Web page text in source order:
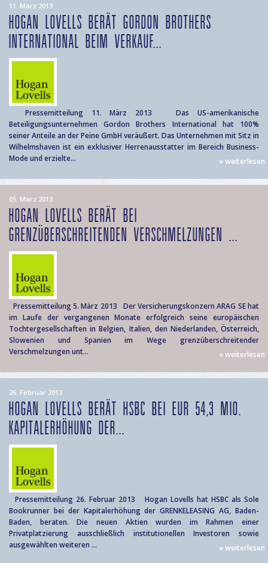
11. März 2013
HOGAN LOVELLS BERÄT GORDON BROTHERS
INTERNATIONAL BEIM VERKAUF...
Pressemitteilung 11. März 2013 Das US-amerikanische
Beteiligungsunternehmen Gordon Brothers International hat 100%
seiner Anteile an der Peine GmbH veräußert. Das Unternehmen mit Sitz in
Wilhelmshaven ist ein exklusiver Herrenausstatter im Bereich Business-
Mode und erzielte...
» weiterlesen
05. März 2013
HOGAN LOVELLS BERÄT BEI
GRENZÜBERSCHREITENDEN VERSCHMELZUNGEN ...
Pressemitteilung 5. März 2013 Der Versicherungskonzern ARAG SE hat
im Laufe der vergangenen Monate erfolgreich seine europäischen
Tochtergesellschaften in Belgien, Italien, den Niederlanden, Österreich,
Slowenien und Spanien im Wege grenzüberschreitender
Verschmelzungen unt...
» weiterlesen
26. Februar 2013
HOGAN LOVELLS BERÄT HSBC BEI EUR 54,3 MIO.
KAPITALERHÖHUNG DER...
Pressemitteilung 26. Februar 2013 Hogan Lovells hat HSBC als Sole
Bookrunner bei der Kapitalerhöhung der GRENKELEASING AG, Baden-
Baden, beraten. Die neuen Aktien wurden im Rahmen einer
Privatplatzierung ausschließlich institutionellen Investoren sowie
ausgewählten weiteren ...
» weiterlesen